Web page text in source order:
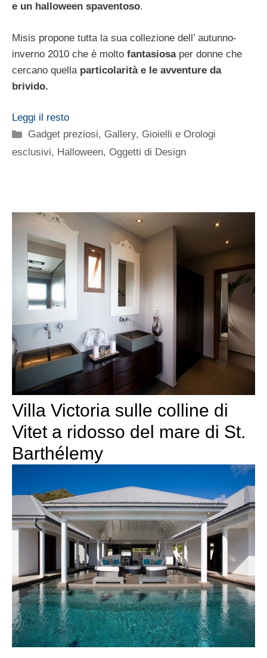
e un halloween spaventoso.
Misis propone tutta la sua collezione dell’ autunno-
inverno 2010 che è molto fantasiosaper donne che
cercano quella particolarità e le avventure da
brivido.
Leggi il resto
Categorie
Gadget preziosi, Gallery, Gioielli e Orologi
esclusivi, Halloween, Oggetti di Design
Villa Victoria sulle colline di
Vitet a ridosso del mare di St.
Barthélemy